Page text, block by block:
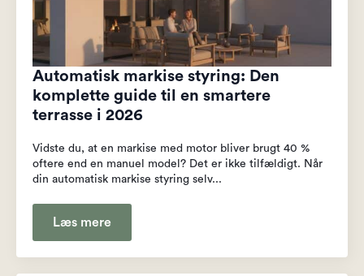
Automatisk markise styring: Den
komplette guide til en smartere
terrasse i 2026
Vidste du, at en markise med motor bliver brugt 40 %
oftere end en manuel model? Det er ikke tilfældigt. Når
din automatisk markise styring selv...
Læs mere